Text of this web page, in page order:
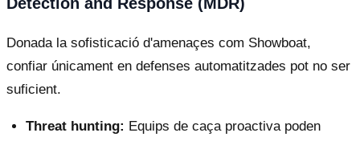
Donada la sofisticació d'amenaçes com Showboat,
confiar únicament en defenses automatitzades pot no ser
suficient.
Threat hunting: Equips de caça proactiva poden